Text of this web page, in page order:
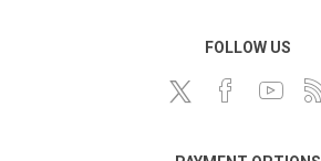
FOLLOW US